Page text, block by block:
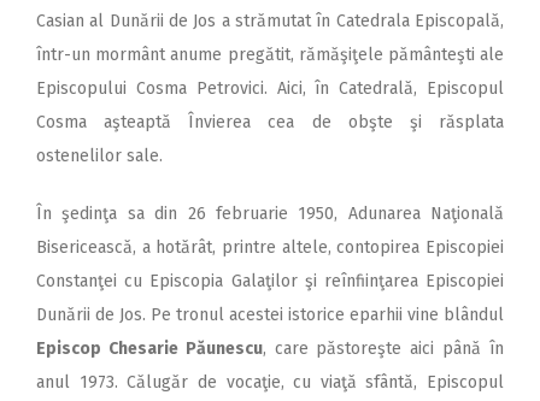
Casian al Dunării de Jos a strămutat în Catedrala Episcopală,
într-un mormânt anume pregătit, rămăşiţele pământeşti ale
Episcopului Cosma Petrovici. Aici, în Catedrală, Episcopul
Cosma aşteaptă Învierea cea de obşte şi răsplata
ostenelilor sale.
În şedinţa sa din 26 februarie 1950, Adunarea Naţională
Bisericească, a hotărât, printre altele, contopirea Episcopiei
Constanţei cu Episcopia Galaţilor şi reînfiinţarea Episcopiei
Dunării de Jos. Pe tronul acestei istorice eparhii vine blândul
Episcop Chesarie Păunescu, care păstoreşte aici până în
anul 1973. Călugăr de vocaţie, cu viaţă sfântă, Episcopul